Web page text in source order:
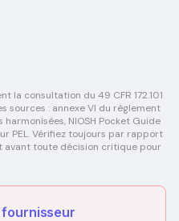
la consultation du 49 CFR 172.101
sources : annexe VI du règlement
NIOSH Pocket Guide
PEL. Vérifiez toujours par rapport
avant toute décision critique pour